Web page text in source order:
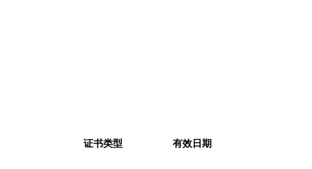
证书类型 有效日期